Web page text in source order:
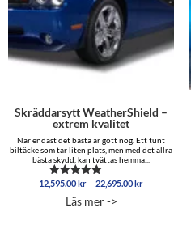
Skräddarsytt WeatherShield –
extrem kvalitet
När endast det bästa är gott nog. Ett tunt
biltäcke som tar liten plats, men med det allra
bästa skydd, kan tvättas hemma...
Betygsatt
av 5
12,595.00 kr – 22,695.00 krPrisintervall:
Läs mer ->